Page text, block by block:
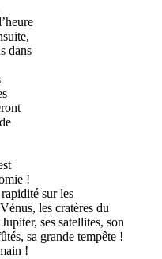
dans
!
sur les
les cratères du
ses satellites, son
sa grande tempête !
!